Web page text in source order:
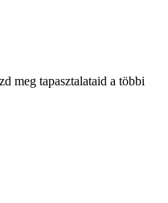
meg tapasztalataid a többi